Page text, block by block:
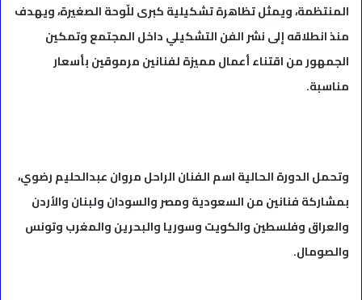
المنتظمة، ويمثل تظاهرة تشكيلية كبرى للّوحة الصغيرة، ويهدف
منذ انطلاقه إلى نشر الفن التشكيلي داخل المجتمع وتمكين
الجمهور من اقتناء أعمال مميزة لفنانين مرموقين بأسعار
مناسبة.
وتحمل الدورة الحالية اسم الفنان الراحل مروان عبدالحليم رضوي،
بمشاركة فنانين من السعودية ومصر والسودان ولبنان والأردن
والعراق وفلسطين والكويت وسوريا والبحرين والمغرب وتونس
والصومال.